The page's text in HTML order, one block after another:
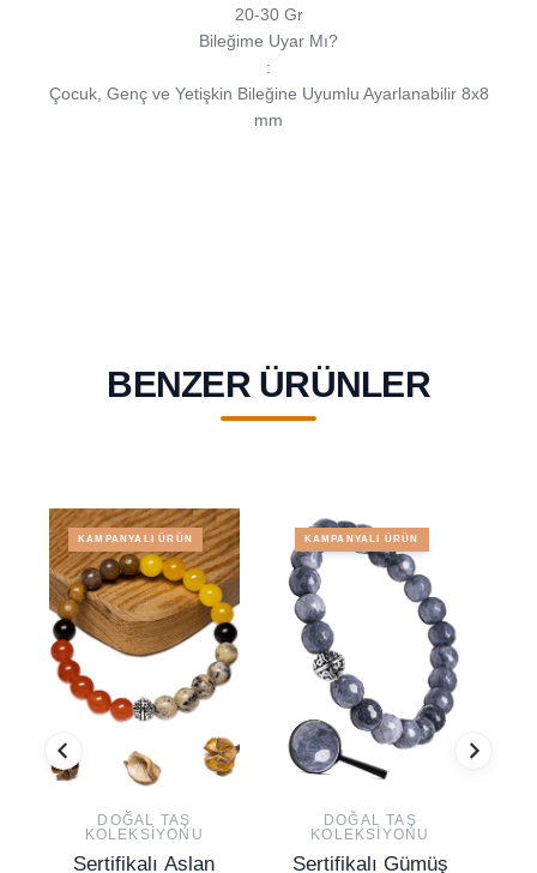
20-30 Gr
Bileğime Uyar Mı?
:
Çocuk, Genç ve Yetişkin Bileğine Uyumlu Ayarlanabilir 8x8
mm
BENZER ÜRÜNLER
KAMPANYALI ÜRÜN
DOĞAL TAŞ
KOLEKSIYONU
Sertifikalı Aslan
KAMPANYALI ÜRÜN
DOĞAL TAŞ
KOLEKSIYONU
Sertifikalı Gümüş